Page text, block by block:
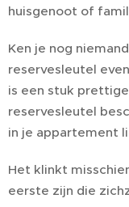
huisgenoot of
Ken je nog
reservesleutel
is een stuk
reservesleutel
in je appartement
Het klinkt
eerste zijn die